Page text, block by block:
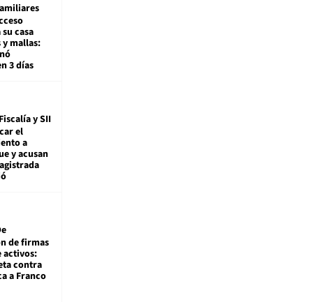
casa
mallas:
3 días
Fiscalía y SII
el
a
y acusan
de firmas
activos:
contra
a Franco